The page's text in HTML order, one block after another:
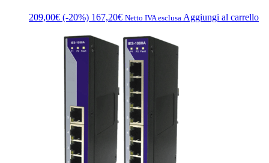
209,00€ (-20%) 167,20€ Netto IVA esclusa Aggiungi al carrello